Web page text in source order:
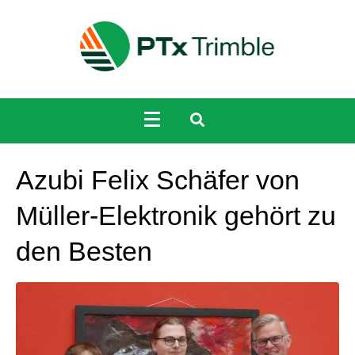
Azubi Felix Schäfer von
Müller-Elektronik gehört zu
den Besten